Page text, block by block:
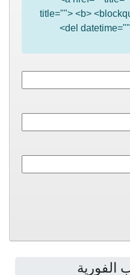
title=""> <b>
<del
الفورية